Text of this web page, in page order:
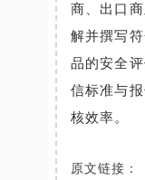
商、出口
解并撰写
品的安全
信标准与
核效率。
原文链接：